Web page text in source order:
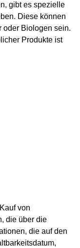
gibt es spezielle
Diese können
oder Biologen sein.
Produkte ist
von
die über die
die auf den